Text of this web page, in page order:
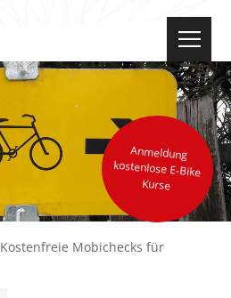
Anmeldung
kostenlose E-Bike
Kurse
Kostenfreie Mobichecks für